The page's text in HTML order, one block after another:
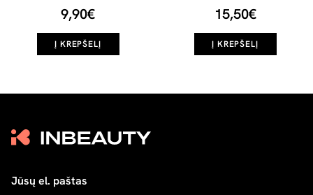
9,90€
Į KREPŠELĮ
15,50€
Į KREPŠELĮ